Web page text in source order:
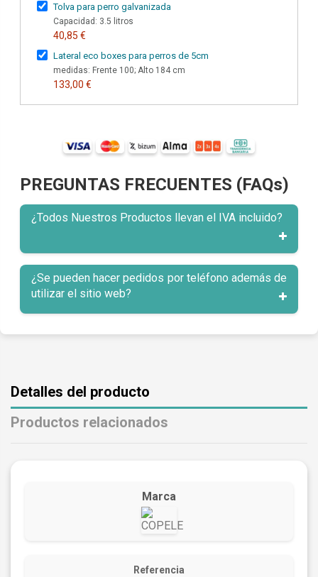
Tolva para perro galvanizada
Capacidad: 3.5 litros
40,85 €
Lateral eco boxes para perros de 5cm
medidas: Frente 100; Alto 184 cm
133,00 €
PREGUNTAS FRECUENTES (FAQs)
¿Todos Nuestros Productos llevan el IVA incluido?
¿Se pueden hacer pedidos por teléfono además de
utilizar el sitio web?
Detalles del producto
Productos relacionados
Marca
Referencia